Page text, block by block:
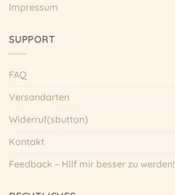
der
gewählt
Impressum
SUPPORT
FAQ
Versandarten
Widerruf(sbutton)
Kontakt
Feedback – Hilf mir besser zu werden!